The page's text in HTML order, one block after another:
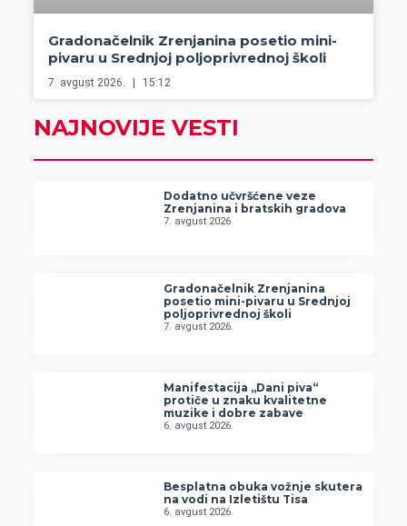
Gradonačelnik Zrenjanina posetio mini-
pivaru u Srednjoj poljoprivrednoj školi
7. avgust 2026. 15:12
NAJNOVIJE VESTI
Dodatno učvršćene veze
Zrenjanina i bratskih gradova
7. avgust 2026.
Gradonačelnik Zrenjanina
posetio mini-pivaru u Srednjoj
poljoprivrednoj školi
7. avgust 2026.
Manifestacija „Dani piva“
protiče u znaku kvalitetne
muzike i dobre zabave
6. avgust 2026.
Besplatna obuka vožnje skutera
na vodi na Izletištu Tisa
6. avgust 2026.